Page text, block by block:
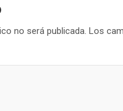
no será publicada. Los